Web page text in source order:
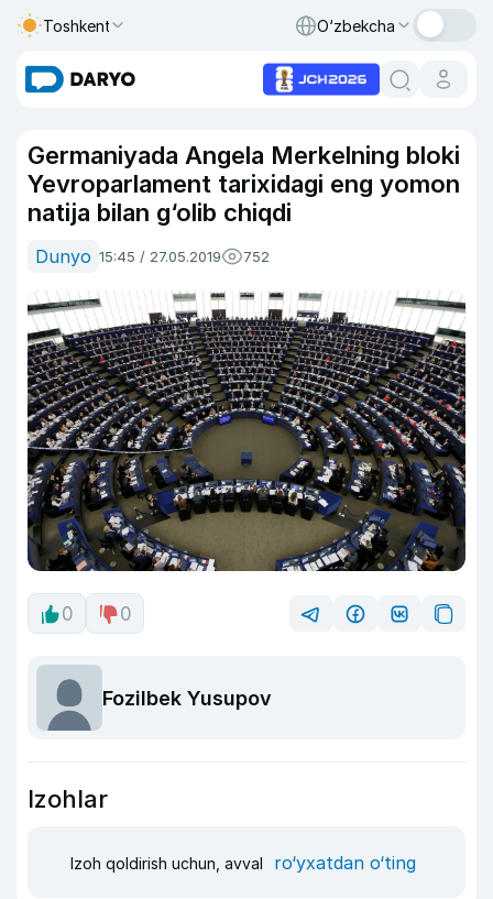
Toshkent O‘zbekcha
Germaniyada Angela Merkelning bloki
Yevroparlament tarixidagi eng yomon
natija bilan g‘olib chiqdi
Dunyo 15:45 / 27.05.2019 752
0 0
Fozilbek Yusupov
Izohlar
Izoh qoldirish uchun, avval ro‘yxatdan o‘ting